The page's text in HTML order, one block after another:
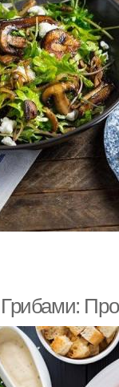
с креветками
из рукколы
в кисло-
соусе